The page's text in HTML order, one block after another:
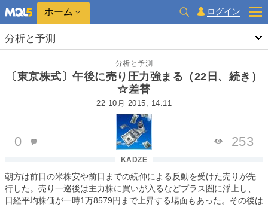
ホーム ログイン
分析と予測
分析と予測
〔東京株式〕午後に売り圧力強まる（22日、続き）
☆差替
22 10月 2015, 14:11
KADZE
0 253
朝方は前日の米株安や前日までの続伸による反動を受けた売りが先
行した。売り一巡後は主力株に買いが入るなどプラス圏に浮上し、
日経平均株価が一時1万8579円まで上昇する場面もあった。その後は